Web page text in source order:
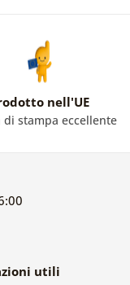
nell'UE
stampa eccellente
utili